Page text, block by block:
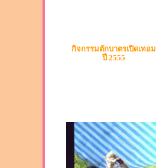
กิจกรรมตักบาตรเปิดเทอม
ปี 2555